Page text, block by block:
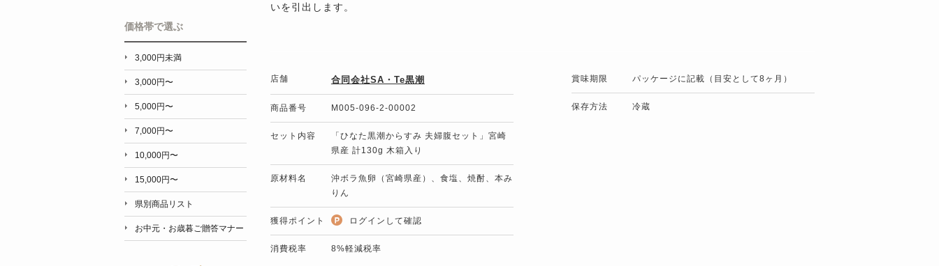
いを引出します。
店舗 合同会社SA・Te黒潮
商品番号 M005-096-2-00002
セット内容
「ひなた黒潮からすみ 夫婦腹セット」宮崎
県産 計130g 木箱入り
原材料名
沖ボラ魚卵（宮崎県産）、食塩、焼酎、本み
りん
獲得ポイント ログインして確認
消費税率 8%軽減税率
賞味期限 パッケージに記載（目安として8ヶ月）
保存方法 冷蔵
価格帯で選ぶ
3,000円未満
3,000円〜
5,000円〜
7,000円〜
10,000円〜
15,000円〜
県別商品リスト
お中元・お歳暮ご贈答マナー